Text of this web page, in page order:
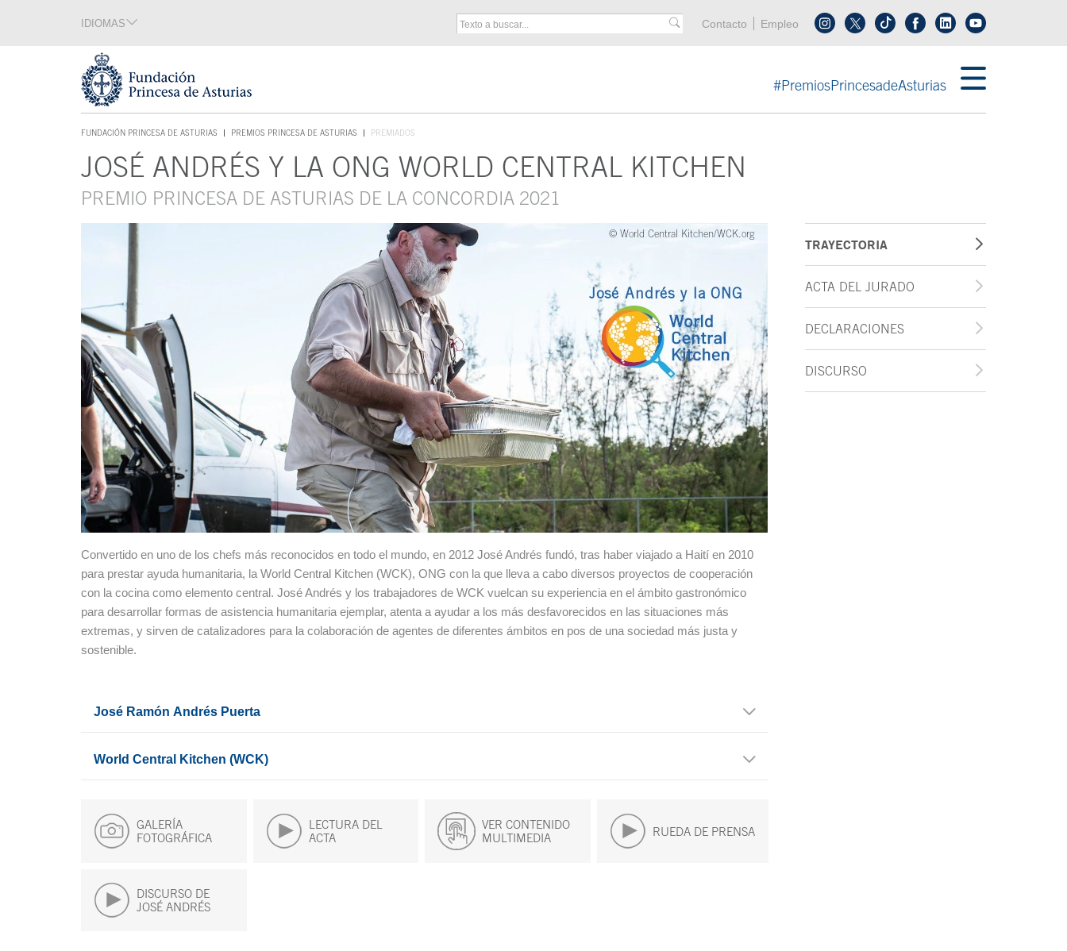
Tecla de acceso 1
IDIOMAS Menú cabecera
Contacto Empleo Síguenos en tiktokSíguenos en linkedin
#PremiosPrincesadeAsturias
FUNDACIÓN PRINCESA DE ASTURIAS
TECLA DE ACCESO 1
PREMIOS PRINCESA DE ASTURIAS PREMIADOS
Contenido principalJOSÉ ANDRÉS Y LA ONG WORLD CENTRAL KITCHEN
PREMIO PRINCESA DE ASTURIAS DE LA CONCORDIA 2021
Convertido en uno de los chefs más reconocidos en todo el mundo, en 2012 José Andrés fundó, tras haber viajado a Haití en 2010
para prestar ayuda humanitaria, la World Central Kitchen (WCK), ONG con la que lleva a cabo diversos proyectos de cooperación
con la cocina como elemento central. José Andrés y los trabajadores de WCK vuelcan su experiencia en el ámbito gastronómico
para desarrollar formas de asistencia humanitaria ejemplar, atenta a ayudar a los más desfavorecidos en las situaciones más
extremas, y sirven de catalizadores para la colaboración de agentes de diferentes ámbitos en pos de una sociedad más justa y
sostenible.
José Ramón Andrés Puerta
World Central Kitchen (WCK)
GALERÍA
FOTOGRÁFICA
LECTURA DEL
ACTA
VER CONTENIDO
MULTIMEDIA
RUEDA DE PRENSA
DISCURSO DE
JOSÉ ANDRÉS
TRAYECTORIA
ACTA DEL JURADO
DECLARACIONES
DISCURSO